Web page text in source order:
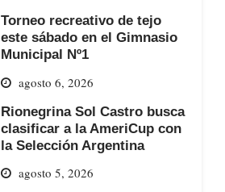
Torneo recreativo de tejo
este sábado en el Gimnasio
Municipal Nº1
agosto 6, 2026
Rionegrina Sol Castro busca
clasificar a la AmeriCup con
la Selección Argentina
agosto 5, 2026